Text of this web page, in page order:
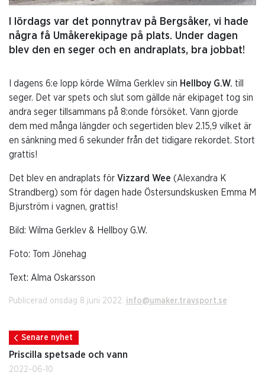
I lördags var det ponnytrav på Bergsåker, vi hade
några få Umåkerekipage på plats. Under dagen
blev den en seger och en andraplats, bra jobbat!
I dagens 6:e lopp körde Wilma Gerklev sin Hellboy G.W. till
seger. Det var spets och slut som gällde när ekipaget tog sin
andra seger tillsammans på 8:onde försöket. Vann gjorde
dem med många längder och segertiden blev 2.15,9 vilket är
en sänkning med 6 sekunder från det tidigare rekordet. Stort
grattis!
Det blev en andraplats för Vizzard Wee (Alexandra K
Strandberg) som för dagen hade Östersundskusken Emma M
Bjurström i vagnen, grattis!
Bild: Wilma Gerklev & Hellboy G.W.
Foto: Tom Jönehag
Text: Alma Oskarsson
Publicerad onsdag 8 juni 2022. info@umaker.travsport.se
Senare nyhet
Priscilla spetsade och vann
2022-06-10